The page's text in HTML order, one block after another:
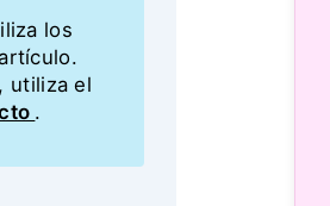
los
utiliza el
.